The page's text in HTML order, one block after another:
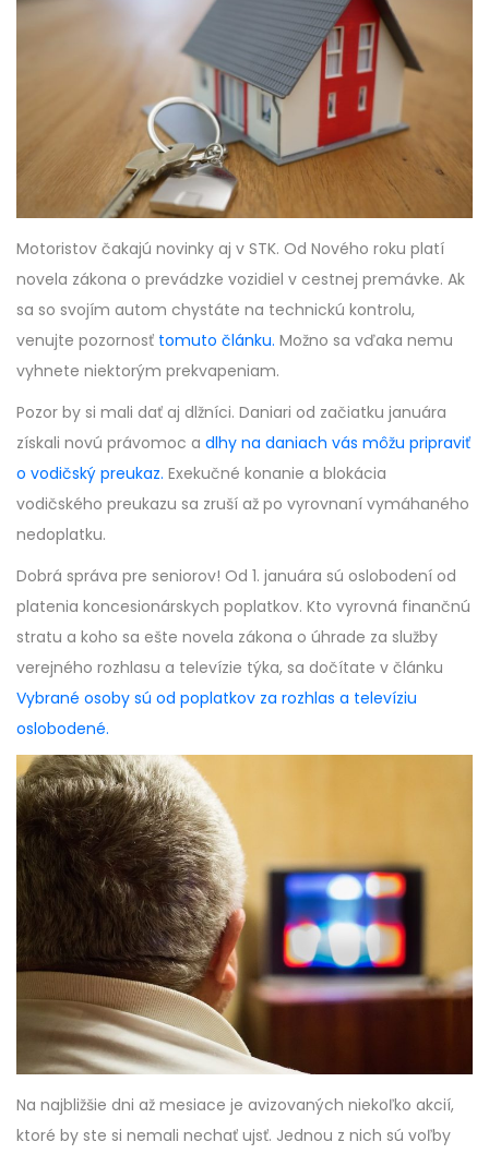
Motoristov čakajú novinky aj v STK. Od Nového roku platí
novela zákona o prevádzke vozidiel v cestnej premávke. Ak
sa so svojím autom chystáte na technickú kontrolu,
venujte pozornosť tomuto článku. Možno sa vďaka nemu
vyhnete niektorým prekvapeniam.
Pozor by si mali dať aj dlžníci. Daniari od začiatku januára
získali novú právomoc a dlhy na daniach vás môžu pripraviť
o vodičský preukaz. Exekučné konanie a blokácia
vodičského preukazu sa zruší až po vyrovnaní vymáhaného
nedoplatku.
Dobrá správa pre seniorov! Od 1. januára sú oslobodení od
platenia koncesionárskych poplatkov. Kto vyrovná finančnú
stratu a koho sa ešte novela zákona o úhrade za služby
verejného rozhlasu a televízie týka, sa dočítate v článku
Vybrané osoby sú od poplatkov za rozhlas a televíziu
oslobodené.
Na najbližšie dni až mesiace je avizovaných niekoľko akcií,
ktoré by ste si nemali nechať ujsť. Jednou z nich sú voľby